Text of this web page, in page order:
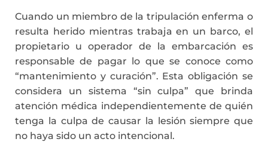
Cuando un miembro de la tripulación enferma o
resulta herido mientras trabaja en un barco, el
propietario u operador de la embarcación es
responsable de pagar lo que se conoce como
“mantenimiento y curación”. Esta obligación se
considera un sistema “sin culpa” que brinda
atención médica independientemente de quién
tenga la culpa de causar la lesión siempre que
no haya sido un acto intencional.